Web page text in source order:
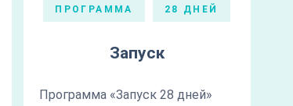
ПРОГРАММА 28 ДНЕЙ
Запуск
Программа «Запуск 28 дней»